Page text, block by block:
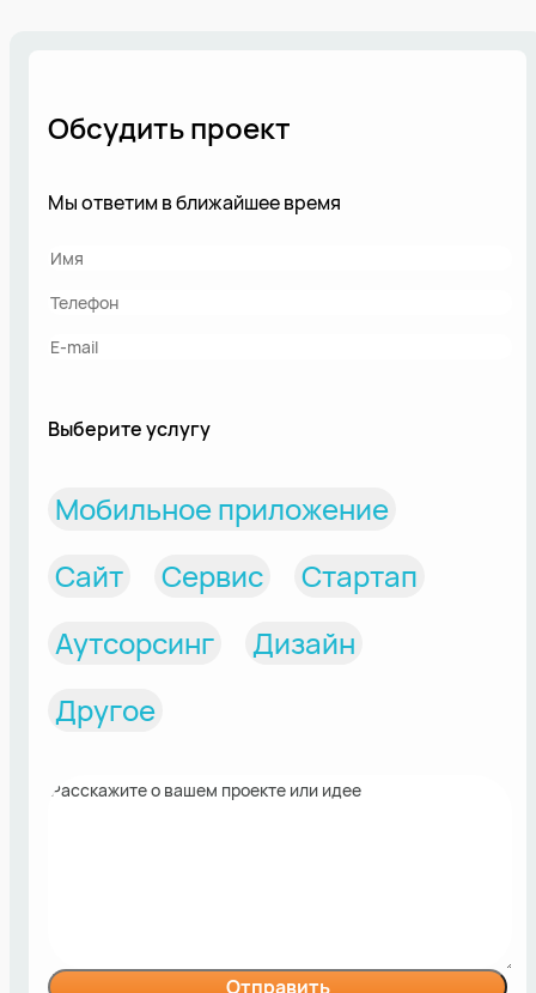
Обсудить проект
Мы ответим в ближайшее время
Выберите услугу
Мобильное приложение
Сайт
Сервис
Стартап
Аутсорсинг
Дизайн
Другое
Отправить